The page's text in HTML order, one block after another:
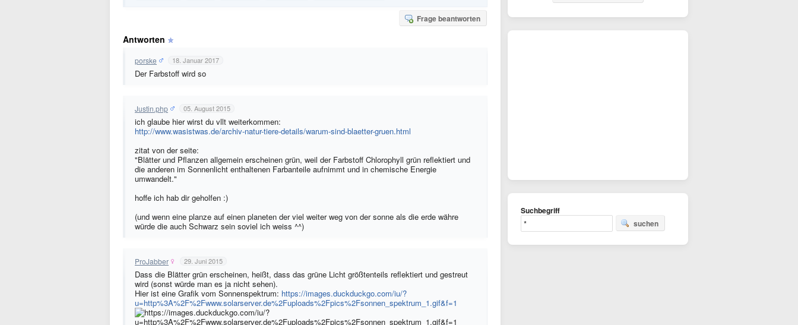
Frage beantworten
Antworten
porske 18. Januar 2017
Der Farbstoff wird so
Justin.php 05. August 2015
ich glaube hier wirst du vllt weiterkommen:
http://www.wasistwas.de/archiv-natur-tiere-details/warum-sind-blaetter-gruen.html
zitat von der seite:
"Blätter und Pflanzen allgemein erscheinen grün, weil der Farbstoff Chlorophyll grün reflektiert und
die anderen im Sonnenlicht enthaltenen Farbanteile aufnimmt und in chemische Energie
umwandelt."
hoffe ich hab dir geholfen :)
(und wenn eine planze auf einen planeten der viel weiter weg von der sonne als die erde währe
würde die auch Schwarz sein soviel ich weiss ^^)
ProJabber 29. Juni 2015
Dass die Blätter grün erscheinen, heißt, dass das grüne Licht größtenteils reflektiert und gestreut
wird (sonst würde man es ja nicht sehen).
Hier ist eine Grafik vom Sonnenspektrum: https://images.duckduckgo.com/iu/?
u=http%3A%2F%2Fwww.solarserver.de%2Fuploads%2Fpics%2Fsonnen_spektrum_1.gif&f=1
Suchbegriff
suchen